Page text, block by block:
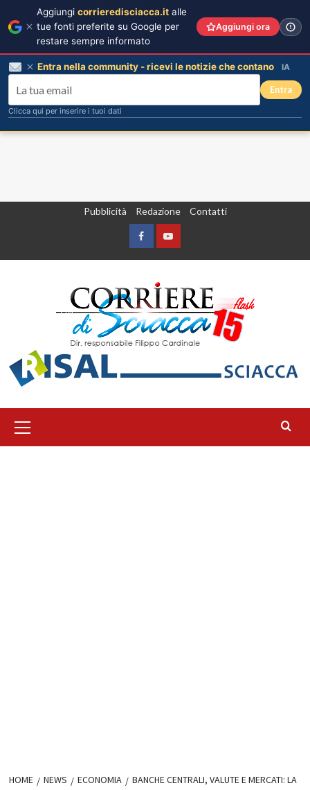
Pubblicità Redazione Contatti
FacebookYountube
principale
HOME NEWS ECONOMIA
BANCHE CENTRALI, VALUTE E MERCATI: LA
Aggiungi corrieredisciacca.it alle
tue fonti preferite su Google per
restare sempre informato
Aggiungi ora
Entra nella community - ricevi le notizie che contano IA
Entra
Clicca qui per inserire i tuoi dati